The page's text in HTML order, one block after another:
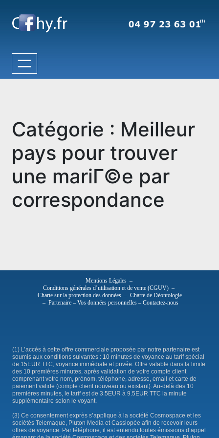
contenu
Catégorie : Meilleur
pays pour trouver
une mariГ©e par
correspondance
Mentions Légales –
Conditions générales d’utilisation et de vente (CGUV) –
Charte sur la protection des données – Charte de Déontologie
– Partenaire – Vos données personnelles – Contactez-nous
(1) L’accès à cette offre commerciale proposée par notre partenaire est
soumis aux conditions suivantes : 10 minutes de voyance au tarif spécial
de 15EUR TTC, voyance immédiate et privée. Offre valable dans la limite
des 10 premières minutes, après validation de votre compte client
comprenant votre nom, prénom, téléphone, adresse, email et carte de
paiement valide (compte client nouveau ou existant). Au-delà des 10
premières minutes, le tarif est de 3.5EUR à 9.5EUR TTC la minute
supplémentaire selon le voyant.
(3) Ce consentement exprès s’applique à la société Cosmospace et les
sociétés Telemaque, Pluton Media et Cassiopée afin de recevoir leurs
offres de voyance. Par téléphone, il est entendu toutes émissions d’appel